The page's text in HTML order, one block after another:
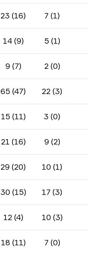
23 (16) 7 (1)
14 (9) 5 (1)
9 (7) 2 (0)
65 (47) 22 (3)
15 (11) 3 (0)
21 (16) 9 (2)
29 (20) 10 (1)
30 (15) 17 (3)
12 (4) 10 (3)
18 (11) 7 (0)